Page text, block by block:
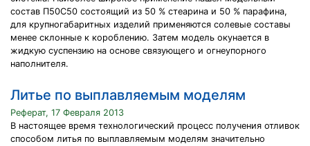
состав П50С50 состоящий из 50 % стеарина и 50 % парафина,
для крупногабаритных изделий применяются солевые составы
менее склонные к короблению. Затем модель окунается в
жидкую суспензию на основе связующего и огнеупорного
наполнителя.
Литье по выплавляемым моделям
Реферат, 17 Февраля 2013
В настоящее время технологический процесс получения отливок
способом литья по выплавляемым моделям значительно